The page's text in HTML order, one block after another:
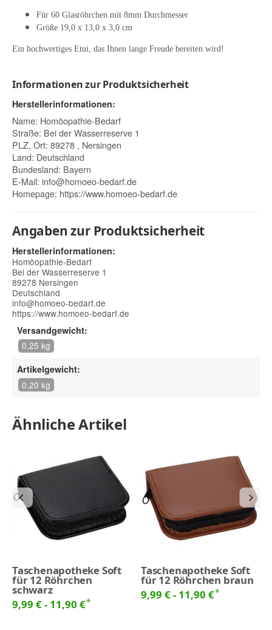
Für 60 Glasröhrchen mit 8mm Durchmesser
Größe 19,0 x 13,0 x 3,0 cm
Ein hochwertiges Etui, das Ihnen lange Freude bereiten wird!
Informationen zur Produktsicherheit
Herstellerinformationen:
Name: Homöopathie-Bedarf
Straße: Bei der Wasserreserve 1
PLZ, Ort: 89278 , Nersingen
Land: Deutschland
Bundesland: Bayern
E-Mail: info@homoeo-bedarf.de
Homepage: https://www.homoeo-bedarf.de
Angaben zur Produktsicherheit
Herstellerinformationen:
Homöopathie-Bedarf
Bei der Wasserreserve 1
89278 Nersingen
Deutschland
info@homoeo-bedarf.de
https://www.homoeo-bedarf.de
Versandgewicht:
0,25 kg
Artikelgewicht:
0,20 kg
Ähnliche Artikel
Taschenapotheke Soft
für 12 Röhrchen
schwarz
9,99 € - 11,90 €*
Taschenapotheke Soft
für 12 Röhrchen braun
9,99 € - 11,90 €*